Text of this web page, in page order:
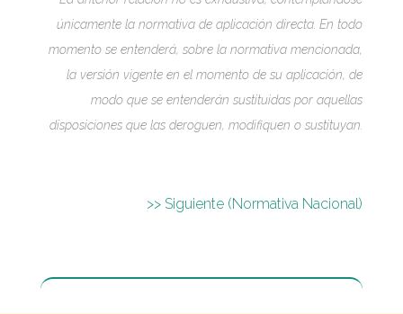
únicamente la normativa de aplicación directa. En todo
momento se entenderá, sobre la normativa mencionada,
la versión vigente en el momento de su aplicación, de
modo que se entenderán sustituidas por aquellas
disposiciones que las deroguen, modifiquen o sustituyan.
>> Siguiente (Normativa Nacional)